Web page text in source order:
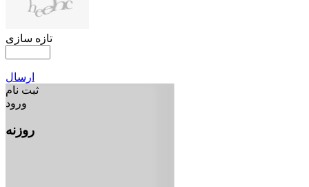
تازه سازی
ارسال
ثبت نام
ورود
روزنه